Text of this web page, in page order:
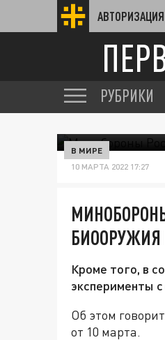
АВТОРИЗАЦИЯ
РУБРИКИ
В МИРЕ
10 МАРТА 2022 17:27
БИООРУЖИЯ
Кроме того, в
эксперименты
Об этом
от 10 марта.